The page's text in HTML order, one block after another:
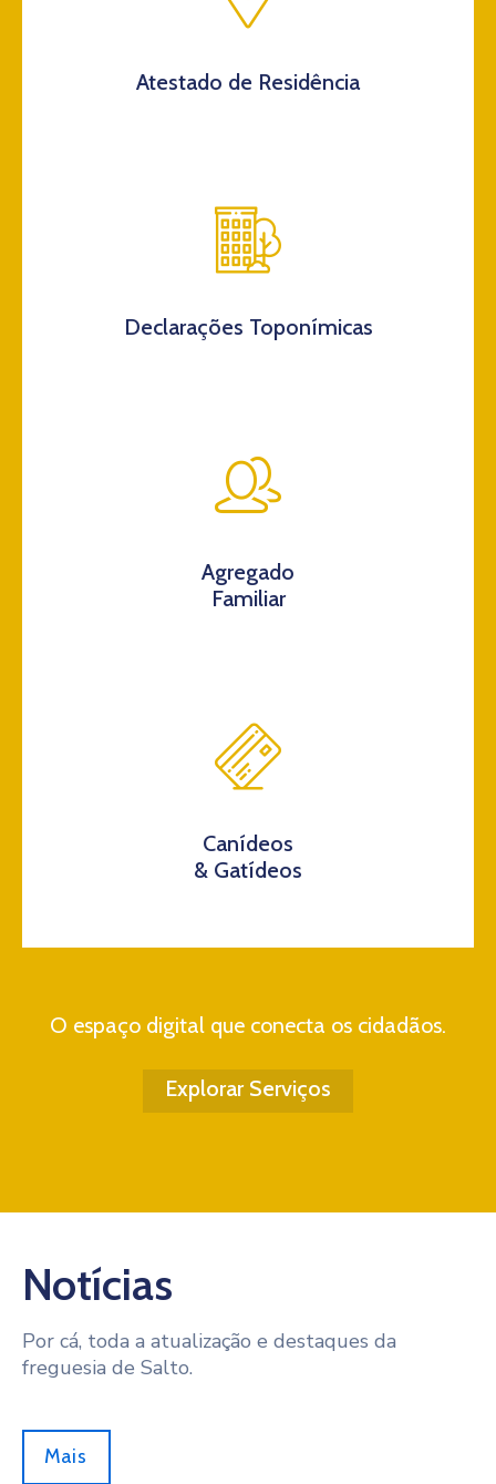
Atestado de Residência
Declarações Toponímicas
Agregado
Familiar
Canídeos
& Gatídeos
O espaço digital que conecta os cidadãos.
Explorar Serviços
Notícias
Por cá, toda a atualização e destaques da
freguesia de Salto.
Mais